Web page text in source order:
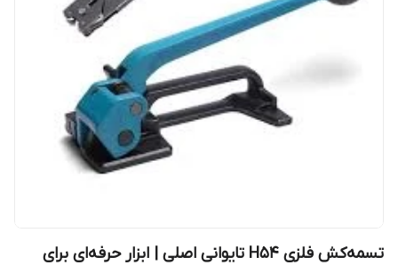
تسمه‌کش فلزی H54 تایوانی اصلی | ابزار حرفه‌ای برای